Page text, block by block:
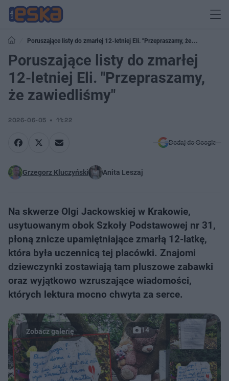
Poruszające listy do zmarłej 12-letniej Eli. "Przepraszamy, że
zawiedliśmy"
Poruszające listy do zmarłej
12-letniej Eli. "Przepraszamy,
że zawiedliśmy"
2026-06-05 11:22
Dodaj do Google
Grzegorz Kluczyński Anita Leszaj
Na skwerze Olgi Jackowskiej w Krakowie,
usytuowanym obok Szkoły Podstawowej nr 31,
płoną znicze upamiętniające zmarłą 12-latkę,
która była uczennicą tej placówki. Znajomi
dziewczynki zostawiają tam pluszowe zabawki
oraz wyjątkowo wzruszające wiadomości,
których lektura mocno chwyta za serce.
14